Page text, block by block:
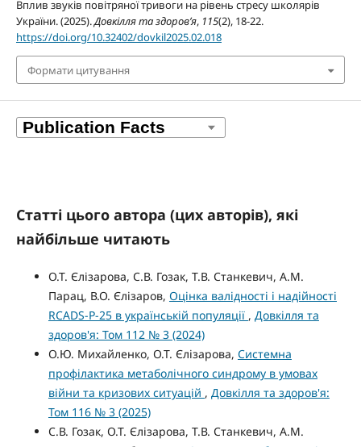
Вплив звуків повітряної тривоги на рівень стресу школярів
України. (2025).Довкілля та здоров’я, 115(2), 18-22.
https://doi.org/10.32402/dovkil2025.02.018
Формати цитування
Статті цього автора (цих авторів), які
найбільше читають
О.Т. Єлізарова, С.В. Гозак, Т.В. Станкевич, А.М.
Парац, В.О. Єлізаров, Оцінка валідності і надійності
RCADS-P-25 в українській популяції , Довкілля та
здоров'я: Том 112 № 3 (2024)
О.Ю. Михайленко, О.Т. Єлізарова, Системна
профілактика метаболічного синдрому в умовах
війни та кризових ситуацій , Довкілля та здоров'я:
Том 116 № 3 (2025)
С.В. Гозак, О.Т. Єлізарова, Т.В. Станкевич, А.М.